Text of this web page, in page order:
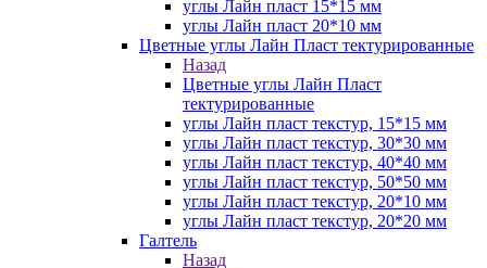
углы Лайн пласт 15*15 мм
углы Лайн пласт 20*10 мм
Цветные углы Лайн Пласт тектурированные
Назад
Цветные углы Лайн Пласт
тектурированные
углы Лайн пласт текстур, 15*15 мм
углы Лайн пласт текстур, 30*30 мм
углы Лайн пласт текстур, 40*40 мм
углы Лайн пласт текстур, 50*50 мм
углы Лайн пласт текстур, 20*10 мм
углы Лайн пласт текстур, 20*20 мм
Галтель
Назад